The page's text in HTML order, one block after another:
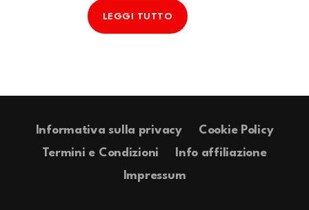
LEGGI TUTTO
Informativa sulla privacy
Cookie Policy
Termini e Condizioni
Info affiliazione
Impressum